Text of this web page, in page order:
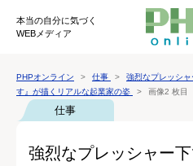
本当の自分に気づく
WEBメディア
PHPオンライン 仕事
強烈なプレッシ
す』が描くリアルな起業家の姿
画像2 枚目
仕事
強烈なプレッシャー